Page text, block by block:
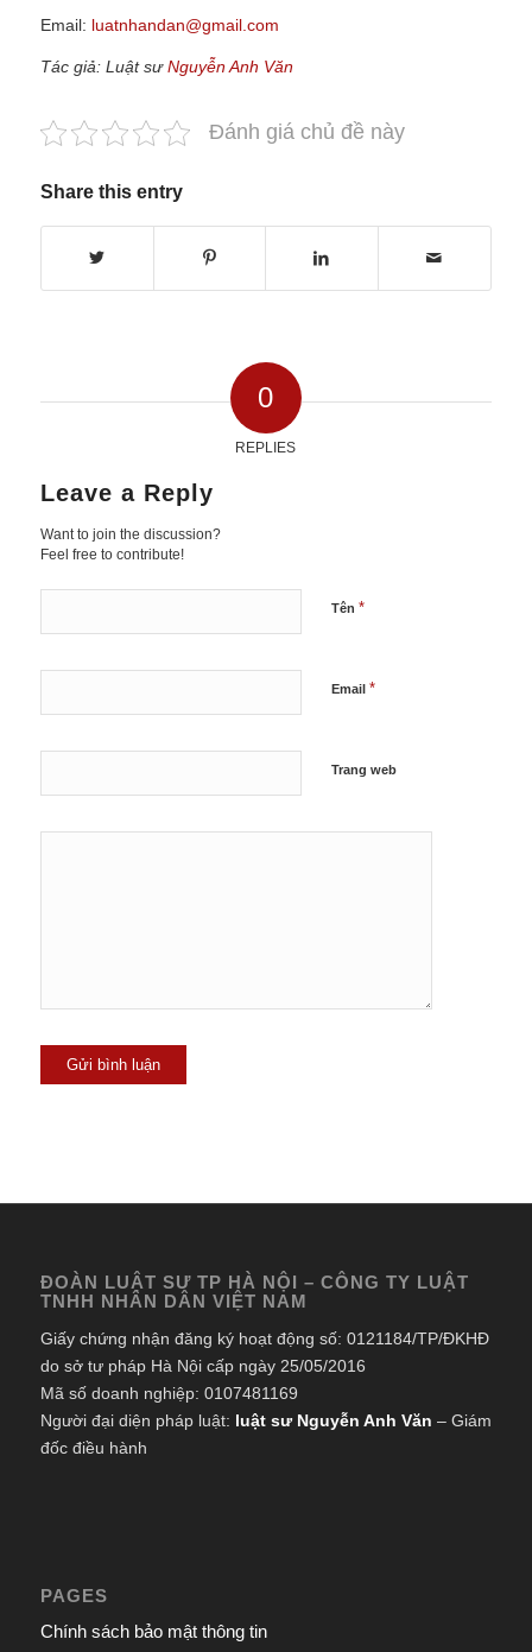
Email: luatnhandan@gmail.com
Tác giả: Luật sưNguyễn Anh Văn
Đánh giá chủ đề này
Share this entry
0
REPLIES
Leave a Reply
Want to join the discussion?
Feel free to contribute!
Tên *
Email *
Trang web
ĐOÀN LUẬT SƯ TP HÀ NỘI – CÔNG TY LUẬT
TNHH NHÂN DÂN VIỆT NAM
Giấy chứng nhận đăng ký hoạt động số: 0121184/TP/ĐKHĐ
do sở tư pháp Hà Nội cấp ngày 25/05/2016
Mã số doanh nghiệp: 0107481169
Người đại diện pháp luật: luật sư Nguyễn Anh Văn – Giám
đốc điều hành
PAGES
Chính sách bảo mật thông tin